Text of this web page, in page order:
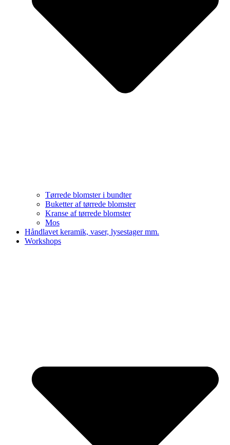
Tørrede blomster i bundter
Buketter af tørrede blomster
Kranse af tørrede blomster
Mos
Håndlavet keramik, vaser, lysestager mm.
Workshops